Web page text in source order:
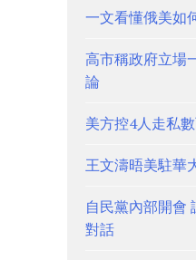
一文看懂俄美如
高市稱政府立場
論
美方控4人走私
王文濤晤美駐華
自民黨內部開會
對話